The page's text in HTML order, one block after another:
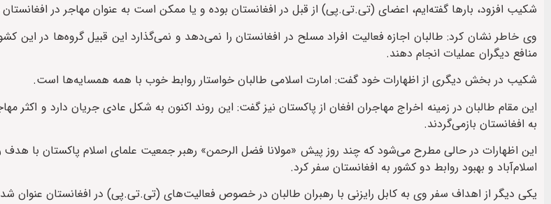
شکیب افزود، بارها گفته‌ایم، اعضای (تی.تی.پی) از قبل در افغانستان بوده و یا ممکن است به عنوان مهاجر در
وی خاطر نشان کرد: طالبان اجازه فعالیت افراد مسلح در افغانستان را نمی‌دهد و نمی‌گذارد این قبیل گروه‌‌ها در این
منافع دیگران عملیات انجام دهند.
شکیب در بخش دیگری از اظهارات خود گفت: امارت اسلامی طالبان خواستار روابط خوب با همه همسایه‌ها است.
این مقام طالبان در زمینه اخراج مهاجران افغان از پاکستان نیز گفت: این روند اکنون به شکل عادی جریان دارد و اکثر
به افغانستان بازمی‌گردند.
این اظهارات در حالی مطرح می‌شود که چند روز پیش «مولانا فضل الرحمن» رهبر جمعیت علمای اسلام پاکستان با
اسلام‌آباد و بهبود روابط دو کشور به افغانستان سفر کرد.
یکی دیگر از اهداف سفر وی به کابل رایزنی با رهبران طالبان در خصوص فعالیت‌های (تی.تی.پی) در افغانستان عنوان